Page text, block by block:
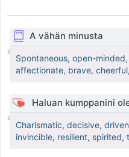
A vähän minusta
Spontaneous, open-
affectionate, brave,
Haluan kumppanini
Charismatic, decisive,
invincible, resilient, spirited,